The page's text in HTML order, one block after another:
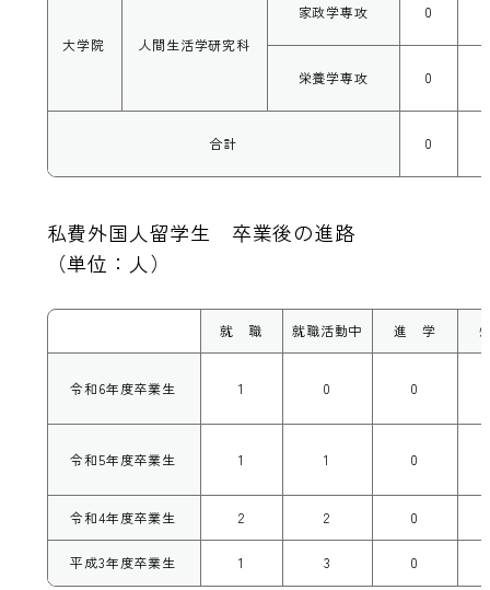
大学院 人間生活学研究科
家政学専攻 0
栄養学専攻 0
合計 0
私費外国人留学生 卒業後の進路
（単位：人）
就 職 就職活動中 進 学
令和6年度卒業生 1 0 0
令和5年度卒業生 1 1 0
令和4年度卒業生 2 2 0
平成3年度卒業生 1 3 0